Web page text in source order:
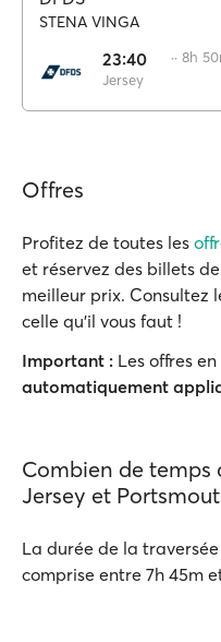
STENA VINGA
23:40
Jersey
·· 8h
Offres
Profitez de toutes les
et réservez des billets
meilleur prix. Consultez
celle qu'il vous faut !
Important : Les offres
automatiquement
Combien de temps
Jersey et
La durée de la
comprise entre 7h 45m